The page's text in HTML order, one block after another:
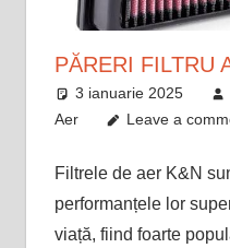
PĂRERI FILTRU
3 ianuarie 2025
Aer
Leave a
Filtrele de aer K&N
performanțele lor
viață, fiind foarte